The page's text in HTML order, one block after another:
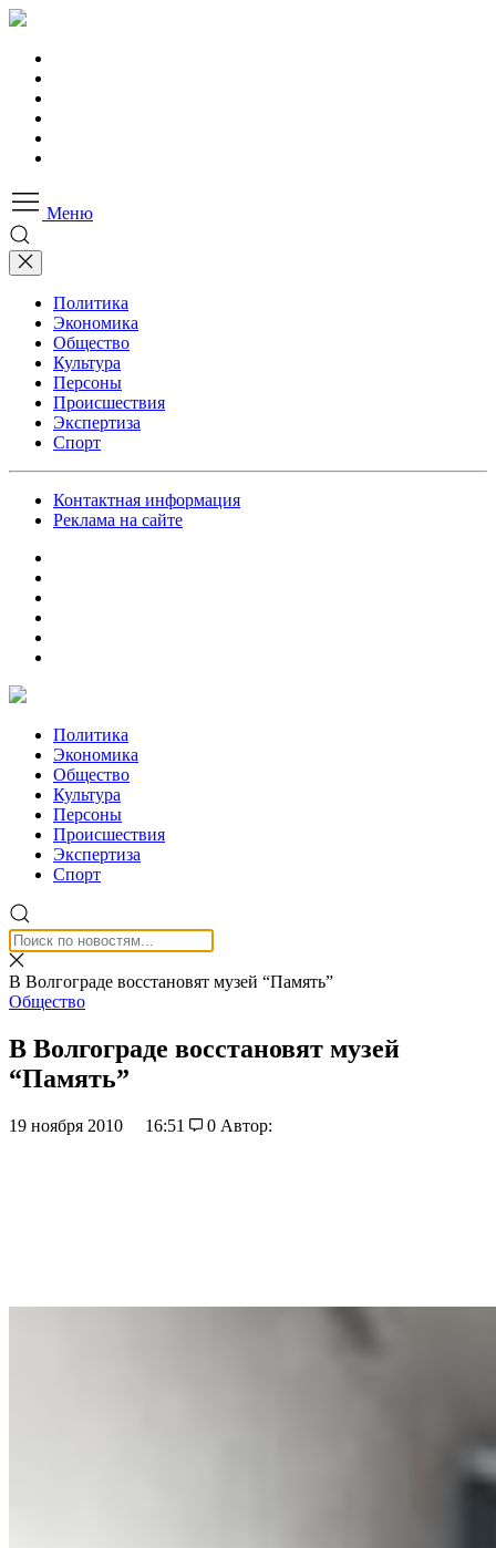
Меню
Политика
Экономика
Общество
Культура
Персоны
Происшествия
Экспертиза
Спорт
Контактная информация
Реклама на сайте
Политика
Экономика
Общество
Культура
Персоны
Происшествия
Экспертиза
Спорт
В Волгограде восстановят музей “Память”
Общество
В Волгограде восстановят музей
“Память”
19 ноября 2010 16:51 0 Автор: